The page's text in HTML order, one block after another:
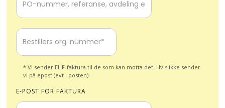
* Vi sender EHF-faktura til de som kan motta det. Hvis ikke sender
vi på epost (evt i posten).
E-POST FOR FAKTURA